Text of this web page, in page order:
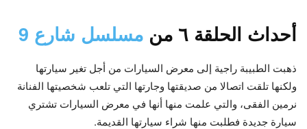
أحداث الحلقة ٦ من مسلسل شارع 9
ذهبت الطبيبة راجية إلى معرض السيارات من أجل تغير سيارتها
ولكنها تلقت اتصالا من صديقتها وجارتها التي تلعب شخصيتها الفنانة
نرمين الفقى، والتي علمت منها أنها في معرض السيارات تشتري
سيارة جديدة فطلبت منها شراء سيارتها القديمة.